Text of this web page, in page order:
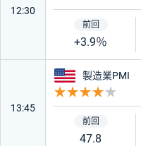
12:30
+3.9％
13:45
アメリカ
製造業PMI
47.8